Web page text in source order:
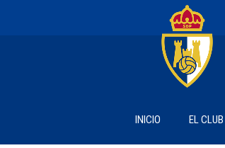
INICIO EL CLUB